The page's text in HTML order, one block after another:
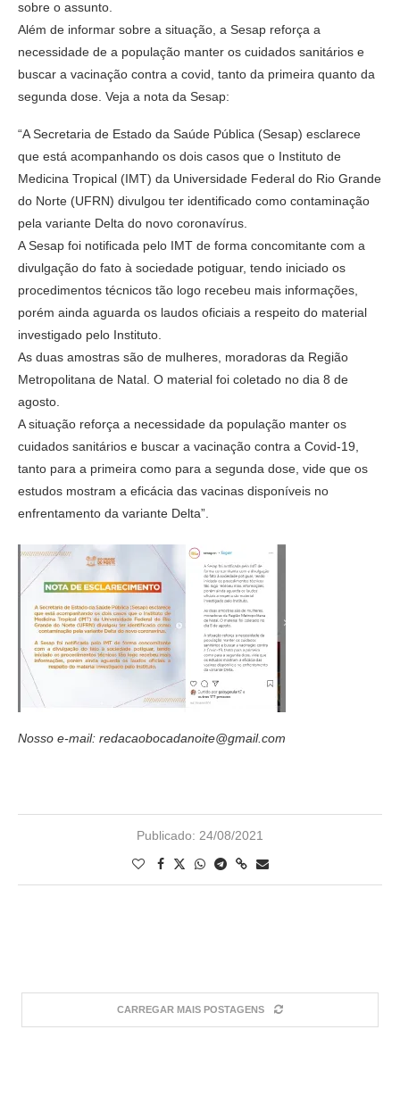
sobre o assunto.
Além de informar sobre a situação, a Sesap reforça a
necessidade de a população manter os cuidados sanitários e
buscar a vacinação contra a covid, tanto da primeira quanto da
segunda dose. Veja a nota da Sesap:
“A Secretaria de Estado da Saúde Pública (Sesap) esclarece
que está acompanhando os dois casos que o Instituto de
Medicina Tropical (IMT) da Universidade Federal do Rio Grande
do Norte (UFRN) divulgou ter identificado como contaminação
pela variante Delta do novo coronavírus.
A Sesap foi notificada pelo IMT de forma concomitante com a
divulgação do fato à sociedade potiguar, tendo iniciado os
procedimentos técnicos tão logo recebeu mais informações,
porém ainda aguarda os laudos oficiais a respeito do material
investigado pelo Instituto.
As duas amostras são de mulheres, moradoras da Região
Metropolitana de Natal. O material foi coletado no dia 8 de
agosto.
A situação reforça a necessidade da população manter os
cuidados sanitários e buscar a vacinação contra a Covid-19,
tanto para a primeira como para a segunda dose, vide que os
estudos mostram a eficácia das vacinas disponíveis no
enfrentamento da variante Delta”.
Nosso e-mail: redacaobocadanoite@gmail.com
Publicado: 24/08/2021
CARREGAR MAIS POSTAGENS